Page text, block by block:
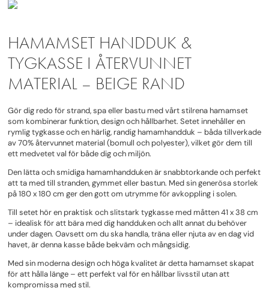
HAMAMSET HANDDUK &
TYGKASSE I ÅTERVUNNET
MATERIAL – BEIGE RAND
Gör dig redo för strand, spa eller bastu med vårt stilrena hamamset
som kombinerar funktion, design och hållbarhet. Setet innehåller en
rymlig tygkasse och en härlig, randig hamamhandduk – båda tillverkade
av 70% återvunnet material (bomull och polyester), vilket gör dem till
ett medvetet val för både dig och miljön.
Den lätta och smidiga hamamhandduken är snabbtorkande och perfekt
att ta med till stranden, gymmet eller bastun. Med sin generösa storlek
på 180 x 180 cm ger den gott om utrymme för avkoppling i solen.
Till setet hör en praktisk och slitstark tygkasse med måtten 41 x 38 cm
– idealisk för att bära med dig handduken och allt annat du behöver
under dagen. Oavsett om du ska handla, träna eller njuta av en dag vid
havet, är denna kasse både bekväm och mångsidig.
Med sin moderna design och höga kvalitet är detta hamamset skapat
för att hålla länge – ett perfekt val för en hållbar livsstil utan att
kompromissa med stil.